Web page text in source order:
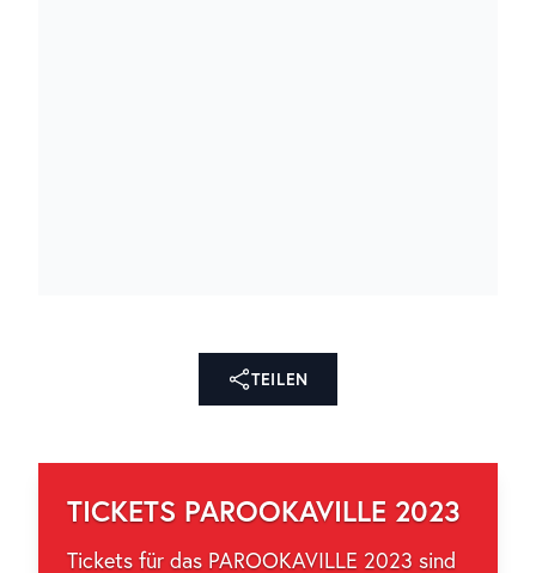
TEILEN
TICKETS PAROOKAVILLE 2023
Tickets für das PAROOKAVILLE 2023 sind